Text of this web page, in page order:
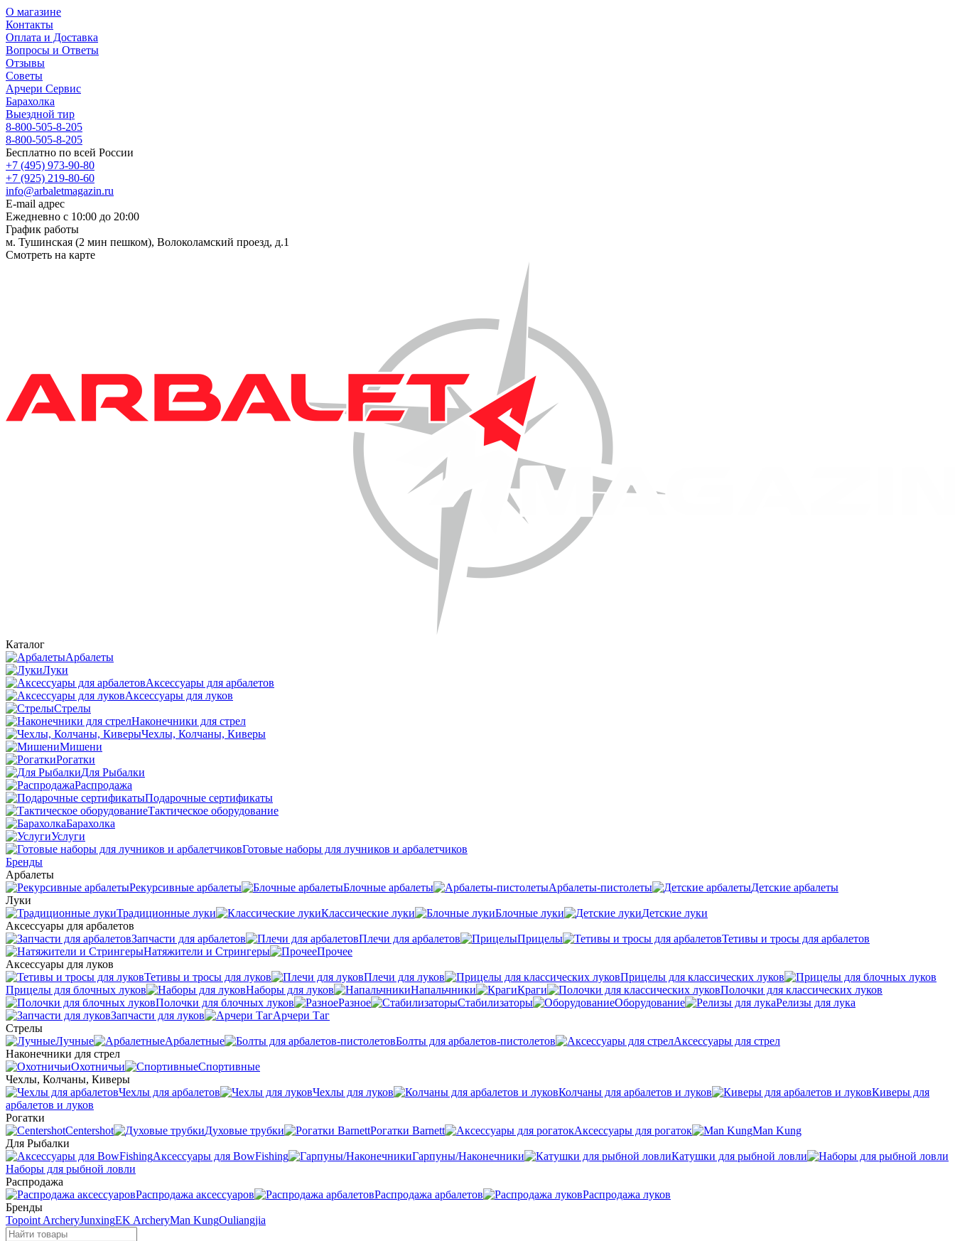
О магазине
Контакты
Оплата и Доставка
Вопросы и Ответы
Отзывы
Советы
Арчери Сервис
Барахолка
Выездной тир
8-800-505-8-205
8-800-505-8-205
Бесплатно по всей России
+7 (495) 973-90-80
+7 (925) 219-80-60
info@arbaletmagazin.ru
E-mail адрес
Ежедневно с 10:00 до 20:00
График работы
м. Тушинская (2 мин пешком), Волоколамский проезд, д.1
Смотреть на карте
Каталог
Арбалеты
Луки
Аксессуары для арбалетов
Аксессуары для луков
Стрелы
Наконечники для стрел
Чехлы, Колчаны, Киверы
Мишени
Рогатки
Для Рыбалки
Распродажа
Подарочные сертификаты
Тактическое оборудование
Барахолка
Услуги
Готовые наборы для лучников и арбалетчиков
Бренды
Арбалеты
Рекурсивные арбалеты
Блочные арбалеты Арбалеты-пистолеты
Детские арбалеты
Луки
Традиционные луки
Классические луки Блочные луки
Детские луки
Аксессуары для арбалетов
Запчасти для арбалетов
Плечи для арбалетов Прицелы
Тетивы и тросы для арбалетов
Натяжители и Стрингеры
Прочее
Аксессуары для луков
Тетивы и тросы для луков
Плечи для луков
Прицелы для классических луков
Прицелы для блочных луков
Наборы для луков Напальчники Краги
Полочки для классических луков
Полочки для блочных луков
Разное Стабилизаторы Оборудование
Релизы для лука
Запчасти для луков
Арчери Таг
Стрелы
Лучные
Арбалетные Болты для арбалетов-пистолетов
Аксессуары для стрел
Наконечники для стрел
Охотничьи
Спортивные
Чехлы, Колчаны, Киверы
Чехлы для арбалетов
Чехлы для луков Колчаны для арбалетов и луков
Киверы для
арбалетов и луков
Рогатки
Centershot
Духовые трубки Рогатки Barnett Аксессуары для рогаток
Man Kung
Для Рыбалки
Аксессуары для BowFishing
Гарпуны/Наконечники
Катушки для рыбной ловли
Наборы для рыбной ловли
Распродажа
Распродажа аксессуаров
Распродажа арбалетов
Распродажа луков
Бренды
Topoint ArcheryJunxingEK ArcheryMan KungOuliangjia